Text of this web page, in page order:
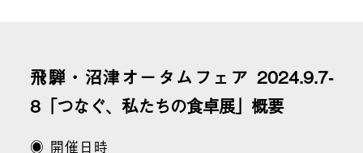
飛騨・沼津オータムフェア 2024.9.7-
8「つなぐ、私たちの食卓展」概要
◉ 開催日時